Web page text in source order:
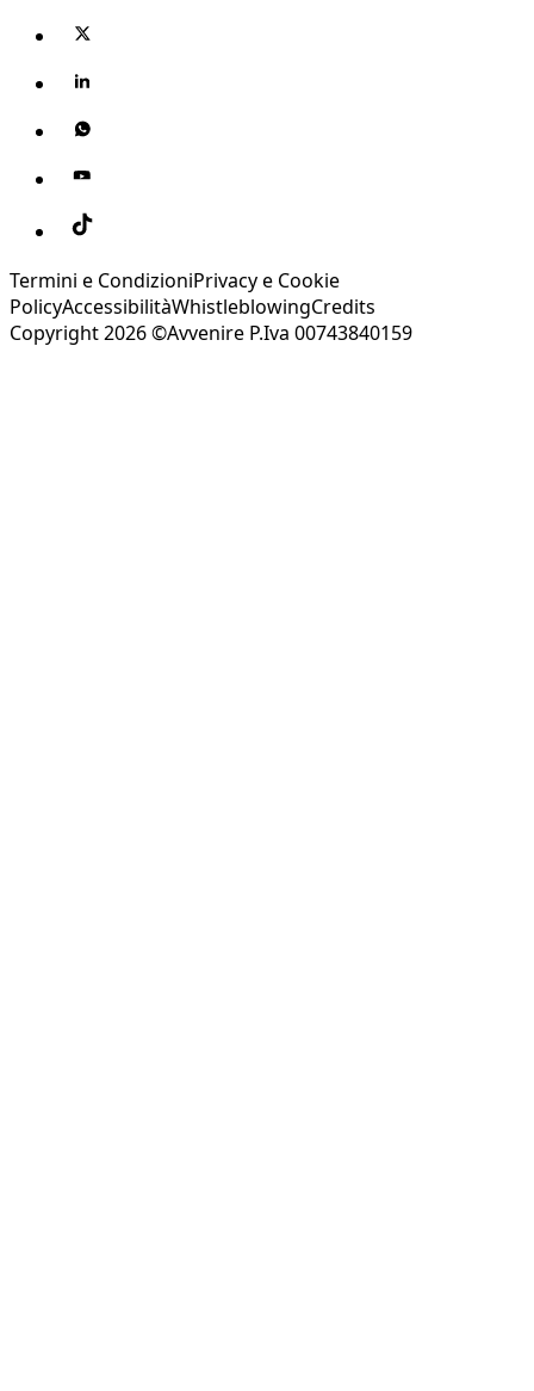
Termini e CondizioniPrivacy e Cookie
PolicyAccessibilitàWhistleblowingCredits
Copyright 2026 ©Avvenire P.Iva 00743840159